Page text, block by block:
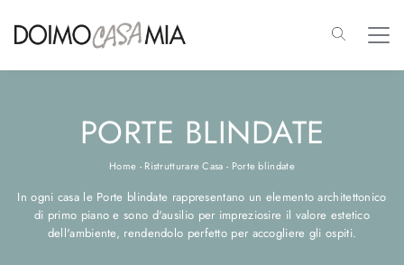
PORTE BLINDATE
Home - Ristrutturare Casa - Porte blindate
In ogni casa le Porte blindate rappresentano un elemento architettonico
di primo piano e sono d'ausilio per impreziosire il valore estetico
dell'ambiente, rendendolo perfetto per accogliere gli ospiti.